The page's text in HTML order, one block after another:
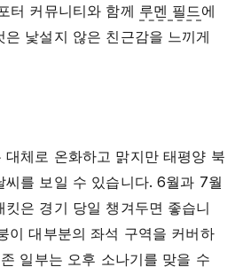
터 커뮤니티와 함께 루멘 필드에
낯설지 않은 친근감을 느끼게
체로 온화하고 맑지만 태평양 북
를 보일 수 있습니다. 6월과 7월
은 경기 당일 챙겨두면 좋습니
이 대부분의 좌석 구역을 커버하
일부는 오후 소나기를 맞을 수